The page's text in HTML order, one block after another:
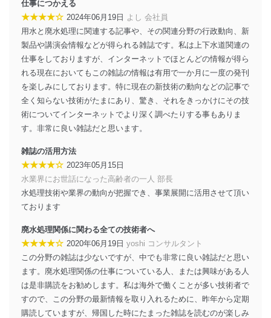
仕事につかえる
★★★★☆ 2024年06月19日 よし 会社員
用水と廃水処理に関連する記事や、その関連分野の行政動向、新
製品や講演会情報などが得られる雑誌です。私は上下水道関連の
仕事をしておりますが、インターネットでほとんどの情報が得ら
れる現在においてもこの雑誌の情報は有用で一か月に一度の発刊
を楽しみにしております。特に現在の新技術の動向などの記事で
全く知らない技術がたまにあり、驚き、それをきっかけにその技
術についてインターネットでより深く調べたりする事もありま
す。非常に良い雑誌だと思います。
雑誌の活用方法
★★★★☆ 2023年05月15日
水業界にお世話になった高齢者の一人 部長
水処理技術や業界の動向が把握でき、事業展開に活用させて頂い
ております
廃水処理関係に関わる全ての技術者へ
★★★★☆ 2020年06月19日 yoshi コンサルタント
この分野の雑誌は少ないですが、中でも非常に良い雑誌だと思い
ます。廃水処理関係の仕事についている人、または興味がある人
は是非購読をお勧めします。私は海外で働くことが多い技術者で
すので、この分野の最新情報を取り入れるために、昨年から定期
購読していますが、帰国した時にたまった雑誌を読むのが楽しみ